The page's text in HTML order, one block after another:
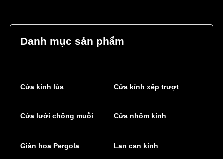
Danh mục sản phẩm
Cửa kính lùa Cửa kính xếp trượt
Cửa lưới chống muỗi Cửa nhôm kính
Giàn hoa Pergola Lan can kính